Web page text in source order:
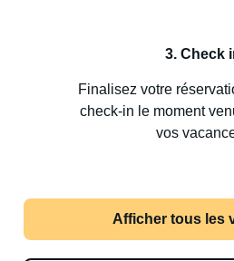
3. Check
Finalisez votre
check-in le moment
vos
Afficher tous les